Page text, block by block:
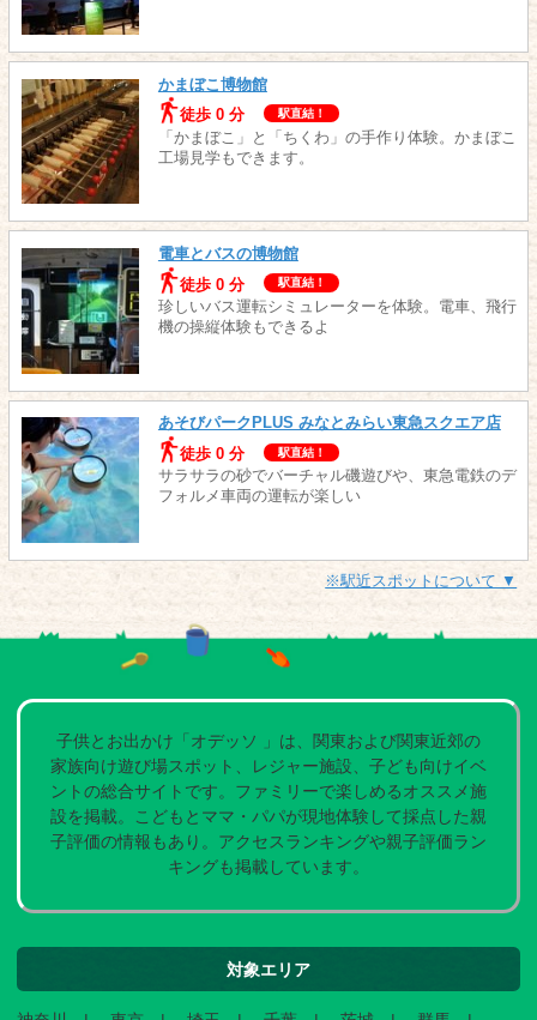
かまぼこ博物館
徒歩 0 分
駅直結！
「かまぼこ」と「ちくわ」の手作り体験。かまぼこ
工場見学もできます。
電車とバスの博物館
徒歩 0 分
駅直結！
珍しいバス運転シミュレーターを体験。電車、飛行
機の操縦体験もできるよ
あそびパークPLUS みなとみらい東急スクエア店
徒歩 0 分
駅直結！
サラサラの砂でバーチャル磯遊びや、東急電鉄のデ
フォルメ車両の運転が楽しい
※駅近スポットについて ▼
子供とお出かけ「オデッソ 」は、関東および関東近郊の
家族向け遊び場スポット、レジャー施設、子ども向けイベ
ントの総合サイトです。ファミリーで楽しめるオススメ施
設を掲載。こどもとママ・パパが現地体験して採点した親
子評価の情報もあり。アクセスランキングや親子評価ラン
キングも掲載しています。
対象エリア